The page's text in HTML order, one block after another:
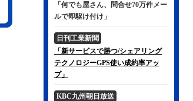
「何でも屋さん、問合せ70万件メー
ルで即駆け付け」
日刊工業新聞
「新サービスで勝つ/シェアリング
テクノロジーGPS使い成約率アッ
プ」
KBC九州朝日放送